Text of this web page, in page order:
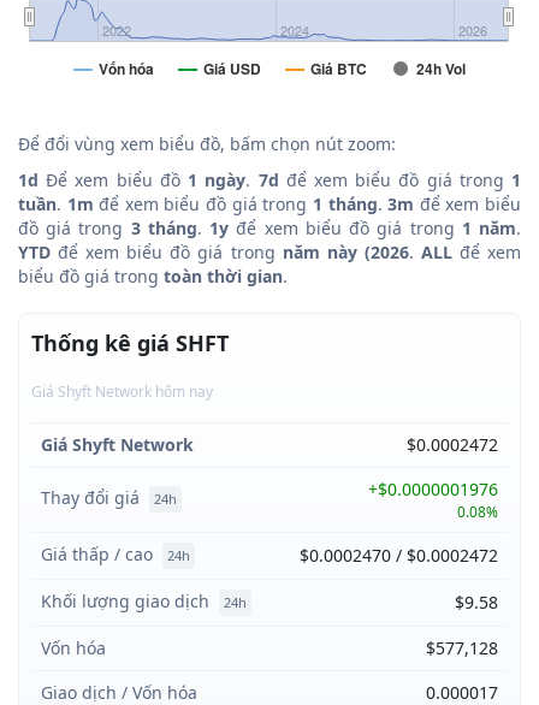
Vốn hóa Giá USD Giá BTC 24h Vol
2022 2024 2026
Để đổi vùng xem biểu đồ, bấm chọn nút zoom:
1d Để xem biểu đồ 1 ngày. 7d để xem biểu đồ giá trong 1
tuần. 1m để xem biểu đồ giá trong 1 tháng.3m để xem biểu
đồ giá trong 3 tháng. 1y để xem biểu đồ giá trong 1 năm.
YTD để xem biểu đồ giá trong năm này (2026. ALLđể xem
biểu đồ giá trong toàn thời gian.
Thống kê giá SHFT
Giá Shyft Network hôm nay
Giá Shyft Network $0.0002472
Thay đổi giá 24h +$0.0000001976
0.08%
Giá thấp / cao 24h
$0.0002470 / $0.0002472
Khối lượng giao dịch
24h
$9.58
Vốn hóa
$577,128
Giao dịch / Vốn hóa
0.000017